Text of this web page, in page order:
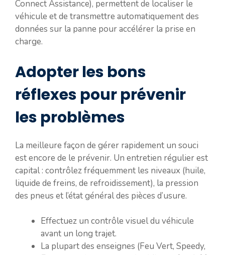
Connect Assistance), permettent de localiser le
véhicule et de transmettre automatiquement des
données sur la panne pour accélérer la prise en
charge.
Adopter les bons
réflexes pour prévenir
les problèmes
La meilleure façon de gérer rapidement un souci
est encore de le prévenir. Un entretien régulier est
capital : contrôlez fréquemment les niveaux (huile,
liquide de freins, de refroidissement), la pression
des pneus et l’état général des pièces d’usure.
Effectuez un contrôle visuel du véhicule
avant un long trajet.
La plupart des enseignes (Feu Vert, Speedy,